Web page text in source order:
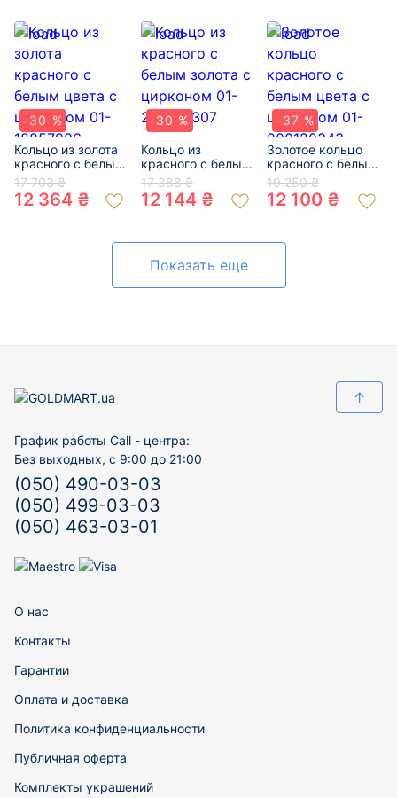
-30 %
Кольцо из золота
красного с белым
цвета с цирконом
01-18857906
17 703 ₴
12 364 ₴
-30 %
Кольцо из
красного с белым
золота с цирконом
01-200159307
17 388 ₴
12 144 ₴
-37 %
Золотое кольцо
красного с белым
цвета с цирконом
01-200120343
19 250 ₴
12 100 ₴
Показать еще
↑
График работы Call - центра:
Без выходных, с 9:00 до 21:00
(050) 490-03-03
(050) 499-03-03
(050) 463-03-01
О нас
Контакты
Гарантии
Оплата и доставка
Политика конфиденциальности
Публичная оферта
Комплекты украшений